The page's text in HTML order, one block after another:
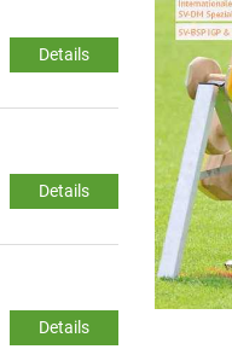
Details
Details
Details